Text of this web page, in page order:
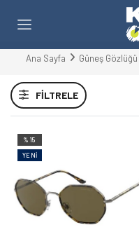
Ana Sayfa Güneş Gözlüğü
FILTRELE
%15
YENI